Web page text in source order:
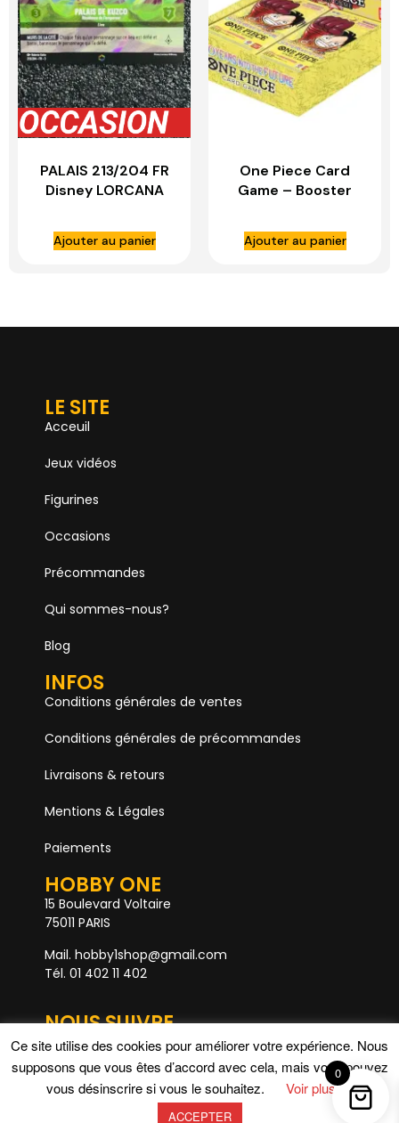
Rupture de stock
PALAIS 213/204 FR
Disney LORCANA
Ajouter au panier
One Piece Card
Game – Booster
500 Years in the
future
Ajouter au panier
LE SITE
Acceuil
Jeux vidéos
Figurines
Occasions
Précommandes
Qui sommes-nous?
Blog
INFOS
Conditions générales de ventes
Conditions générales de précommandes
Livraisons & retours
Mentions & Légales
Paiements
HOBBY ONE
15 Boulevard Voltaire
75011 PARIS
Mail. hobby1shop@gmail.com
Tél. 01 402 11 402
NOUS SUIVRE
Ce site utilise des cookies pour améliorer votre expérience. Nous
supposons que vous êtes d’accord avec cela, mais vous pouvez
vous désinscrire si vous le souhaitez.
Voir plus
ACCEPTER
0